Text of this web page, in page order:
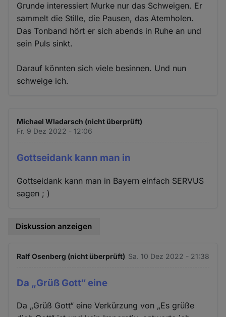
Grunde interessiert Murke nur das Schweigen. Er
sammelt die Stille, die Pausen, das Atemholen.
Das Tonband hört er sich abends in Ruhe an und
sein Puls sinkt.
Darauf könnten sich viele besinnen. Und nun
schweige ich.
Michael Wladarsch (nicht überprüft)
Fr. 9 Dez 2022 - 12:06
Gottseidank kann man in
Gottseidank kann man in Bayern einfach SERVUS
sagen ; )
Diskussion anzeigen
Ralf Osenberg (nicht überprüft) Sa. 10 Dez 2022 - 21:38
Da „Grüß Gott“ eine
Da „Grüß Gott“ eine Verkürzung von „Es grüße